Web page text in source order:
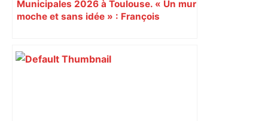
Municipales 2026 à Toulouse. « Un mur
moche et sans idée » : François
Augustins